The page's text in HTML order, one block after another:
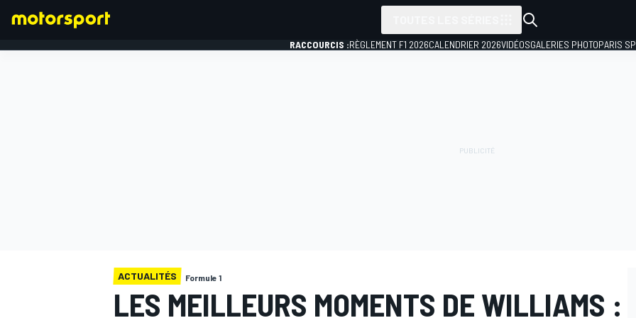
RACCOURCIS :RÈGLEMENT F1 2026CALENDRIER 2026VIDÉOSGALERIES PHOTOPARIS
ACTUALITÉS Formule 1
LES MEILLEURS MOMENTS DE WILLIAMS :